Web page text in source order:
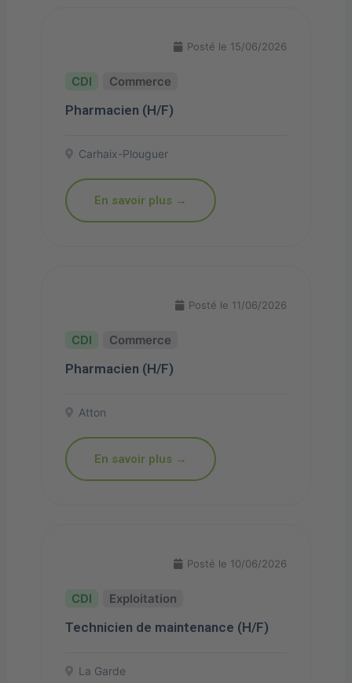
Posté le 15/06/2026
Commerce
Pharmacien (H/F)
Carhaix-Plouguer
En savoir plus →
Posté le 11/06/2026
Commerce
Pharmacien (H/F)
Atton
En savoir plus →
Posté le 10/06/2026
Exploitation
Technicien de maintenance (H/F)
La Garde